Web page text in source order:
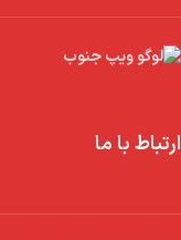
ارتباط با ما